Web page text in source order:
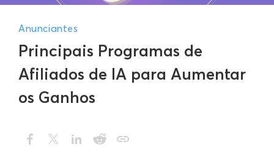
Principais Programas de
Afiliados de IA para Aumentar
os Ganhos
Anunciantes